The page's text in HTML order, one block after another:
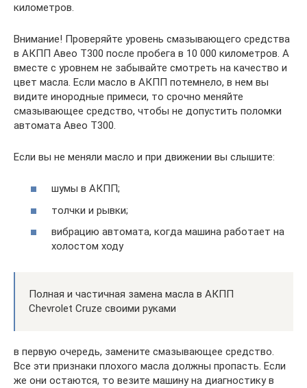
километров.
Внимание! Проверяйте уровень смазывающего средства
в АКПП Авео Т300 после пробега в 10 000 километров. А
вместе с уровнем не забывайте смотреть на качество и
цвет масла. Если масло в АКПП потемнело, в нем вы
видите инородные примеси, то срочно меняйте
смазывающее средство, чтобы не допустить поломки
автомата Авео Т300.
Если вы не меняли масло и при движении вы слышите:
шумы в АКПП;
толчки и рывки;
вибрацию автомата, когда машина работает на
холостом ходу
Полная и частичная замена масла в АКПП
Chevrolet Cruze своими руками
в первую очередь, замените смазывающее средство.
Все эти признаки плохого масла должны пропасть. Если
же они остаются, то везите машину на диагностику в